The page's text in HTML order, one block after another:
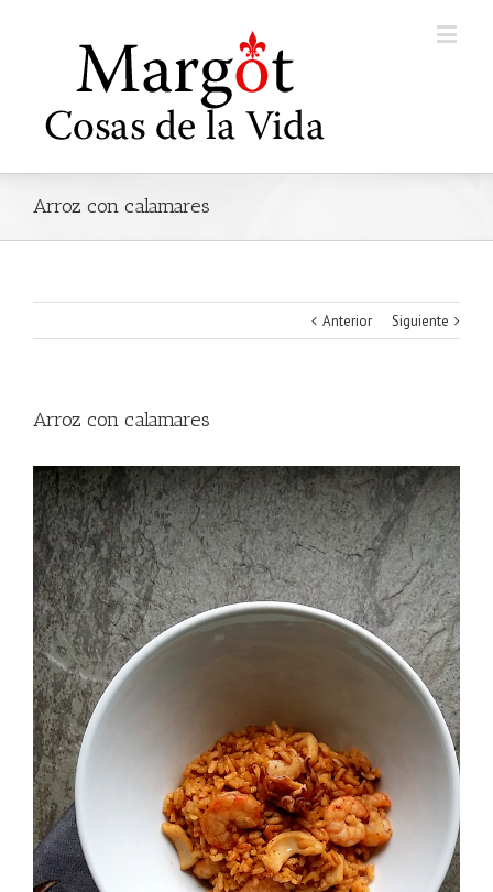
Arroz con calamares
Anterior Siguiente
Arroz con calamares